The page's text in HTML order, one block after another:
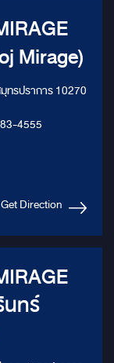
Mirage)
ทรปราการ 10270
4555
Get Direction